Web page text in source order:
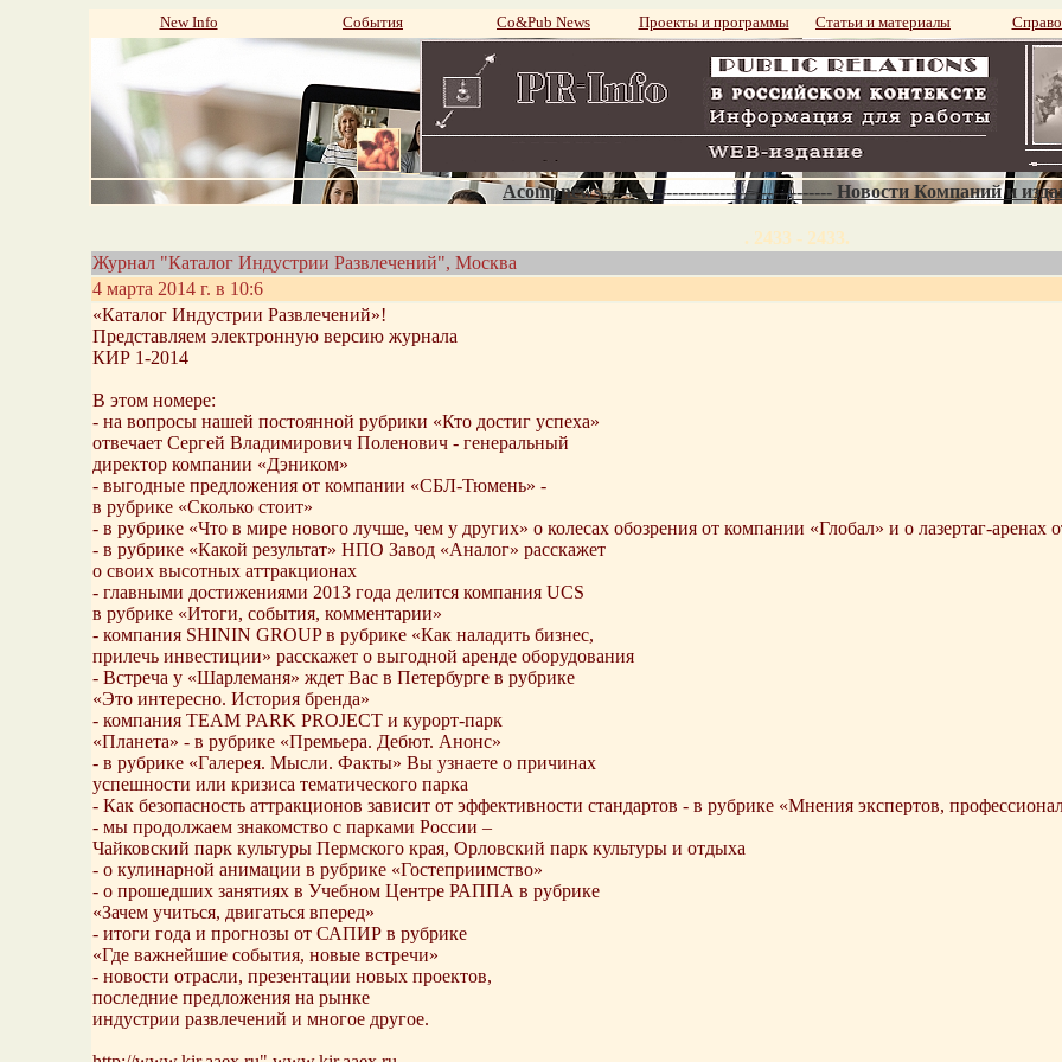
New Info События Со&Pub News Проекты и программы Статьи и материалы
Acompnews--------------------------------------- Новости Компаний и
. 2433 - 2433.
Журнал "Каталог Индустрии Развлечений", Москва
4 марта 2014 г. в 10:6
«Каталог Индустрии Развлечений»!
Представляем электронную версию журнала
КИР 1-2014
В этом номере:
- на вопросы нашей постоянной рубрики «Кто достиг успеха»
отвечает Сергей Владимирович Поленович - генеральный
директор компании «Дэником»
- выгодные предложения от компании «СБЛ-Тюмень» -
в рубрике «Сколько стоит»
- в рубрике «Что в мире нового лучше, чем у других» о колесах обозрения от компании «Глобал» и о лазертаг-
- в рубрике «Какой результат» НПО Завод «Аналог» расскажет
о своих высотных аттракционах
- главными достижениями 2013 года делится компания UCS
в рубрике «Итоги, события, комментарии»
- компания SHININ GROUP в рубрике «Как наладить бизнес,
прилечь инвестиции» расскажет о выгодной аренде оборудования
- Встреча у «Шарлеманя» ждет Вас в Петербурге в рубрике
«Это интересно. История бренда»
- компания TEAM PARK PROJECT и курорт-парк
«Планета» - в рубрике «Премьера. Дебют. Анонс»
- в рубрике «Галерея. Мысли. Факты» Вы узнаете о причинах
успешности или кризиса тематического парка
- Как безопасность аттракционов зависит от эффективности стандартов - в рубрике «Мнения экспертов,
- мы продолжаем знакомство с парками России –
Чайковский парк культуры Пермского края, Орловский парк культуры и отдыха
- о кулинарной анимации в рубрике «Гостеприимство»
- о прошедших занятиях в Учебном Центре РАППА в рубрике
«Зачем учиться, двигаться вперед»
- итоги года и прогнозы от САПИР в рубрике
«Где важнейшие события, новые встречи»
- новости отрасли, презентации новых проектов,
последние предложения на рынке
индустрии развлечений и многое другое.